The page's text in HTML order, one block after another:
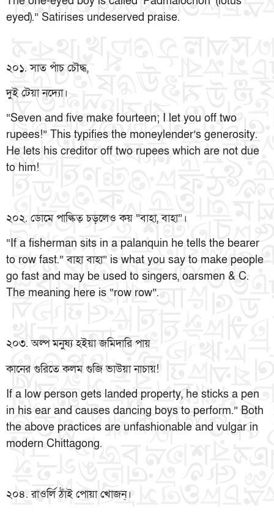
eyed).” Satirises undeserved praise.
২০১. সাত পাঁচ চৌদ্ধ,
দুই টেয়া নদ্যো।
“Seven and five make fourteen; I let you off two
rupees!” This typifies the moneylender’s generosity.
He lets his creditor off two rupees which are not due
to him!
২০২. ডোমে পাল্কিত্ চড়লেও কয় “বাহা, বাহা”।
“If a fisherman sits in a palanquin he tells the bearer
to row fast.” বাহা বাহা” is what you say to make people
go fast and may be used to singers, oarsmen & C.
The meaning here is “row row”.
২০৩. অল্প মনুষ্য হইয়া জমিদারি পায়
কানের গুরিতে কলম গুজি ভাউয়া নাচায়!
If a low person gets landed property, he sticks a pen
in his ear and causes dancing boys to perform.” Both
the above practices are unfashionable and vulgar in
modern Chittagong.
২০৪. রাওর্লি ঠাঁই পোয়া খোজন্।